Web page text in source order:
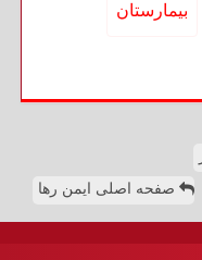
بیمارستان
صفحه اصلی ایمن رها